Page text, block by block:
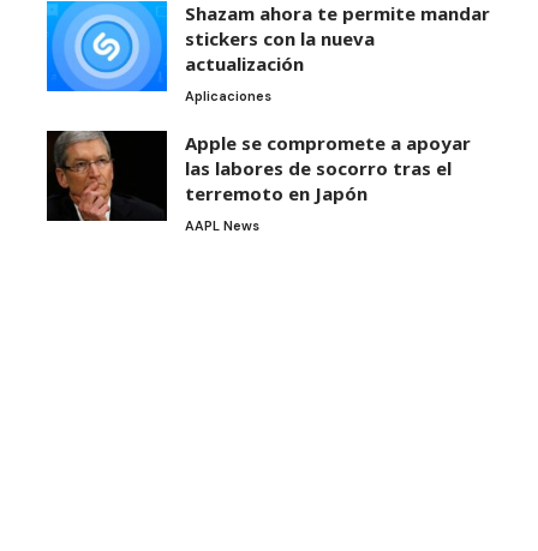
Shazam ahora te permite mandar
stickers con la nueva
actualización
Aplicaciones
Apple se compromete a apoyar
las labores de socorro tras el
terremoto en Japón
AAPL News